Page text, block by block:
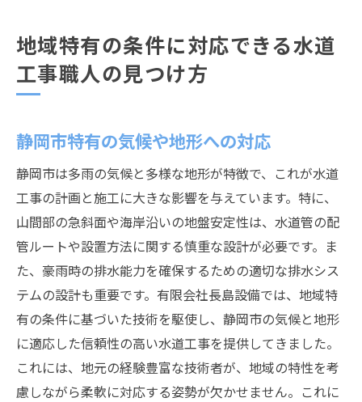
地域特有の条件に対応できる水道
工事職人の見つけ方
静岡市特有の気候や地形への対応
静岡市は多雨の気候と多様な地形が特徴で、これが水道
工事の計画と施工に大きな影響を与えています。特に、
山間部の急斜面や海岸沿いの地盤安定性は、水道管の配
管ルートや設置方法に関する慎重な設計が必要です。ま
た、豪雨時の排水能力を確保するための適切な排水シス
テムの設計も重要です。有限会社長島設備では、地域特
有の条件に基づいた技術を駆使し、静岡市の気候と地形
に適応した信頼性の高い水道工事を提供してきました。
これには、地元の経験豊富な技術者が、地域の特性を考
慮しながら柔軟に対応する姿勢が欠かせません。これに